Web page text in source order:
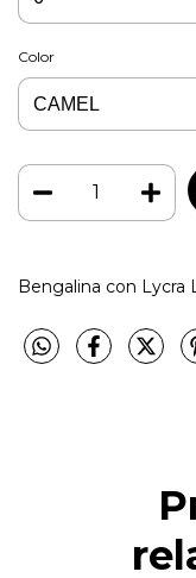
Color
Bengalina con Lycra